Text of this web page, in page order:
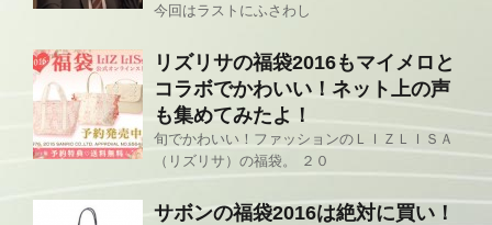
今回はラストにふさわし
リズリサの福袋2016もマイメロと
コラボでかわいい！ネット上の声
も集めてみたよ！
旬でかわいい！ファッションのＬＩＺＬＩＳＡ
（リズリサ）の福袋。 ２０
サボンの福袋2016は絶対に買い！